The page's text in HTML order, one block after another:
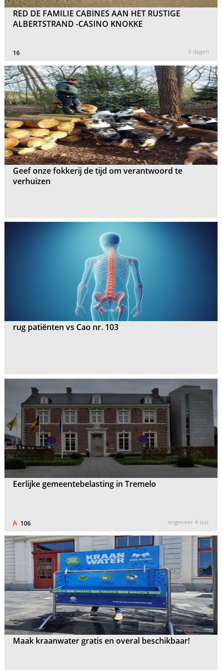
RED DE FAMILIE CABINES AAN HET RUSTIGE
ALBERTSTRAND -CASINO KNOKKE
16 3 dagen
Geef onze fokkerij de tijd om verantwoord te
verhuizen
rug patiënten vs Cao nr. 103
Eerlijke gemeentebelasting in Tremelo
106 ongeveer 4 uur
Maak kraanwater gratis en overal beschikbaar!